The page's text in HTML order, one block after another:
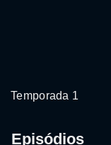
Temporada 1
Episódios